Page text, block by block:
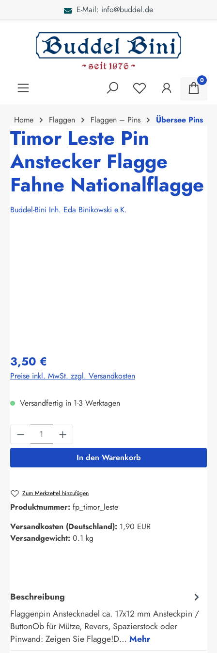
E-Mail: info@buddel.de
0
Home Flaggen Flaggen – Pins Übersee Pins
Timor Leste Pin
Anstecker Flagge
Fahne Nationalflagge
Buddel-Bini Inh. Eda Binikowski e.K.
3,50 €
Preise inkl. MwSt. zzgl. Versandkosten
Versandfertig in 1-3 Werktagen
Produkt Anzahl: Gib den gewünschten
In den Warenkorb
Zum Merkzettel hinzufügen
Produktnummer: fp_timor_leste
Versandkosten (Deutschland): 1,90 EUR
Versandgewicht: 0.1 kg
Beschreibung
Flaggenpin Anstecknadel ca. 17x12 mm Ansteckpin /
ButtonOb für Mütze, Revers, Spazierstock oder
Pinwand: Zeigen Sie Flagge!D… Mehr